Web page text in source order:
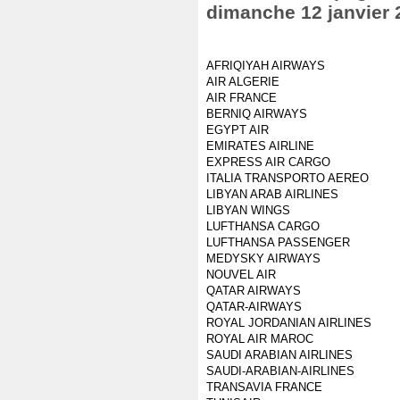
dimanche 12 janvier
AFRIQIYAH AIRWAYS
AIR ALGERIE
AIR FRANCE
BERNIQ AIRWAYS
EGYPT AIR
EMIRATES AIRLINE
EXPRESS AIR CARGO
ITALIA TRANSPORTO AEREO
LIBYAN ARAB AIRLINES
LIBYAN WINGS
LUFTHANSA CARGO
LUFTHANSA PASSENGER
MEDYSKY AIRWAYS
NOUVEL AIR
QATAR AIRWAYS
QATAR-AIRWAYS
ROYAL JORDANIAN AIRLINES
ROYAL AIR MAROC
SAUDI ARABIAN AIRLINES
SAUDI-ARABIAN-AIRLINES
TRANSAVIA FRANCE